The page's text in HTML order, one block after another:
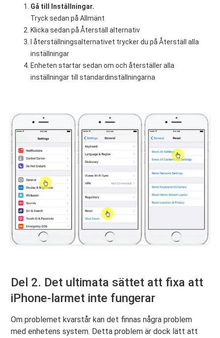
Gå till Inställningar.
Tryck sedan på Allmänt
Klicka sedan på Återställ alternativ
I återställningsalternativet trycker du på Återställ alla
inställningar
Enheten startar sedan om och återställer alla
inställningar till standardinställningarna
Del 2. Det ultimata sättet att fixa att
iPhone-larmet inte fungerar
Om problemet kvarstår kan det finnas några problem
med enhetens system. Detta problem är dock lätt att